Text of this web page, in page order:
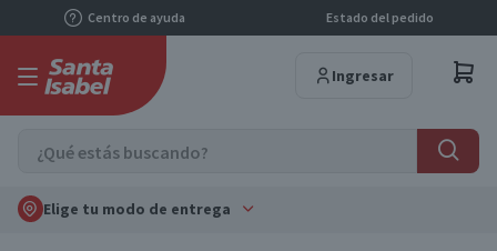
Centro de ayuda Estado del pedido
Ingresar
Elige tu modo de entrega